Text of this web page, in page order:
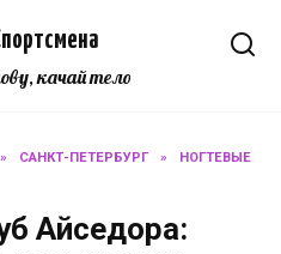
качай тело
» САНКТ-ПЕТЕРБУРГ »
НОГТЕВЫЕ
Айседора: